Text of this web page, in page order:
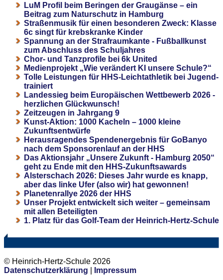
LuM Profil beim Beringen der Graugänse – ein
Beitrag zum Naturschutz in Hamburg
Straßenmusik für einen besonderen Zweck: Klasse
6c singt für krebskranke Kinder
Spannung an der Strafraumkante - Fußballkunst
zum Abschluss des Schuljahres
Chor- und Tanzprofile bei 6k United
Medienprojekt „Wie verändert KI unsere Schule?“
Tolle Leistungen für HHS-Leichtathletik bei Jugend-
trainiert
Landessieg beim Europäischen Wettbewerb 2026 -
herzlichen Glückwunsch!
Zeitzeugen in Jahrgang 9
Kunst-Aktion: 1000 Kacheln – 1000 kleine
Zukunftsentwürfe
Herausragendes Spendenergebnis für GoBanyo
nach dem Sponsorenlauf an der HHS
Das Aktionsjahr „Unsere Zukunft - Hamburg 2050“
geht zu Ende mit den HHS-Zukunftsawards
Alsterschach 2026: Dieses Jahr wurde es knapp,
aber das linke Ufer (also wir) hat gewonnen!
Planetenrallye 2026 der HHS
Unser Projekt entwickelt sich weiter – gemeinsam
mit allen Beteiligten
1. Platz für das Golf-Team der Heinrich-Hertz-Schule
© Heinrich-Hertz-Schule 2026
Datenschutzerklärung
Impressum